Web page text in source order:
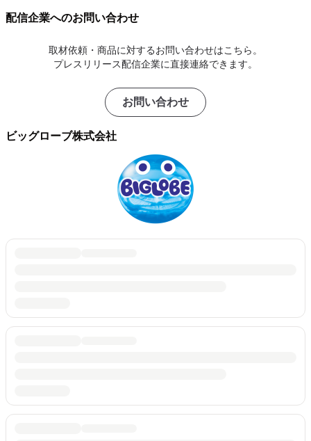
配信企業へのお問い合わせ
取材依頼・商品に対するお問い合わせはこちら。
プレスリリース配信企業に直接連絡できます。
お問い合わせ
ビッグローブ株式会社